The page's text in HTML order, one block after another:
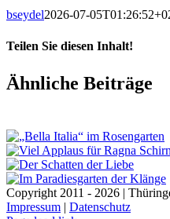
bseydel2026-07-
Teilen Sie diesen Inhalt!
Facebook
X
LinkedIn
E-
Mail
Ähnliche Beiträge
Copyright 2011 - 2026 |
Impressum | Datenschutz